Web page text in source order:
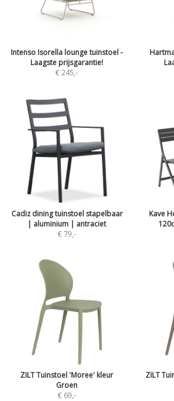
Intenso Isorella lounge tuinstoel -
Laagste prijsgarantie!
€ 245,-
Cadiz dining tuinstoel stapelbaar
| aluminium | antraciet
€ 79,-
Kave
ZILT Tuinstoel 'Moree' kleur
Groen
€ 69,-
ZILT